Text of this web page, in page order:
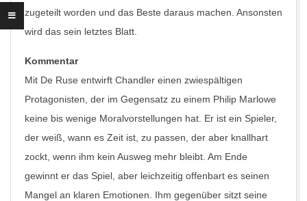
zugeteilt worden und das Beste daraus machen. Ansonsten
wird das sein letztes Blatt.
Kommentar
Mit De Ruse entwirft Chandler einen zwiespältigen
Protagonisten, der im Gegensatz zu einem Philip Marlowe
keine bis wenige Moralvorstellungen hat. Er ist ein Spieler,
der weiß, wann es Zeit ist, zu passen, der aber knallhart
zockt, wenn ihm kein Ausweg mehr bleibt. Am Ende
gewinnt er das Spiel, aber leichzeitig offenbart es seinen
Mangel an klaren Emotionen. Ihm gegenüber sitzt seine